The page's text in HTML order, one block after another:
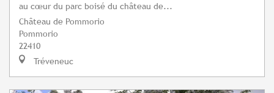
au cœur du parc boisé du château de...
Château de Pommorio
Pommorio
22410
Tréveneuc